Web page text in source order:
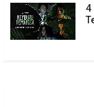
4